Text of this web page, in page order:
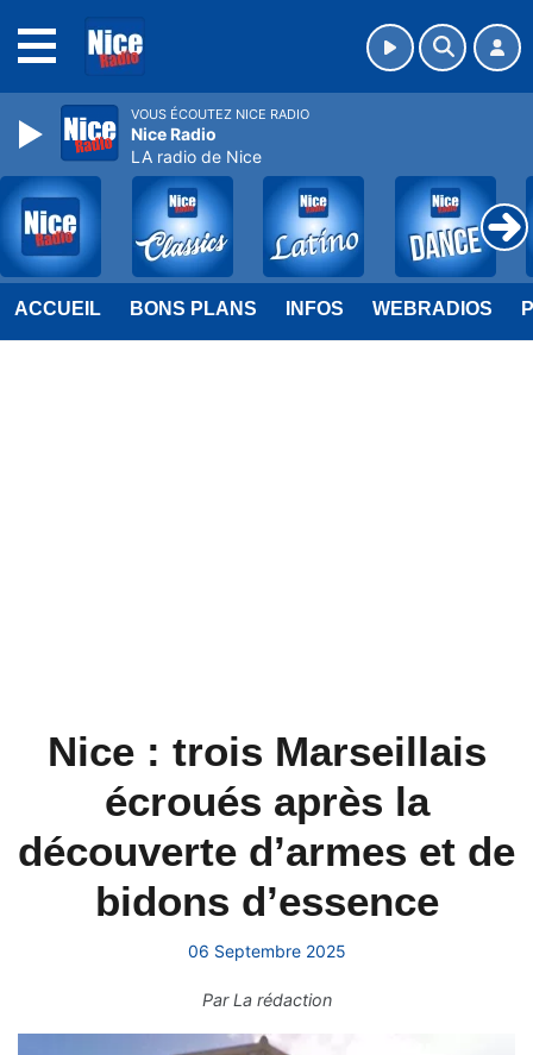
ACCUEIL BONS PLANS INFOS WEBRADIOS
Nice : trois Marseillais
écroués après la
découverte d’armes et de
bidons d’essence
06 Septembre 2025
ParLa rédaction
VOUS ÉCOUTEZ NICE RADIO
Nice Radio
LA radio de Nice